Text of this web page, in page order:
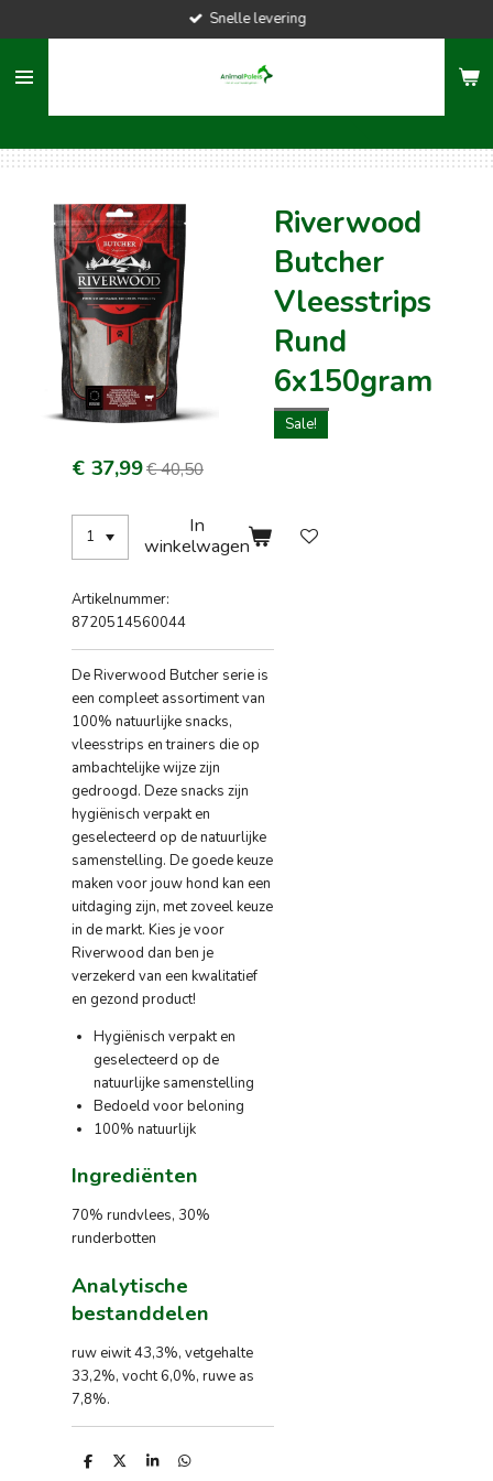
naar
hoofdinhoud
Snelle levering
Riverwood
Butcher
Vleesstrips
Rund
6x150gram
Sale!
€ 37,99€ 40,50
In
winkelwagen
Artikelnummer:
8720514560044
De Riverwood Butcher serie is
een compleet assortiment van
100% natuurlijke snacks,
vleesstrips en trainers die op
ambachtelijke wijze zijn
gedroogd. Deze snacks zijn
hygiënisch verpakt en
geselecteerd op de natuurlijke
samenstelling. De goede keuze
maken voor jouw hond kan een
uitdaging zijn, met zoveel keuze
in de markt. Kies je voor
Riverwood dan ben je
verzekerd van een kwalitatief
en gezond product!
Hygiënisch verpakt en
geselecteerd op de
natuurlijke samenstelling
Bedoeld voor beloning
100% natuurlijk
Ingrediënten
70% rundvlees, 30%
runderbotten
Analytische
bestanddelen
ruw eiwit 43,3%, vetgehalte
33,2%, vocht 6,0%, ruwe as
7,8%.
D
D
S
D